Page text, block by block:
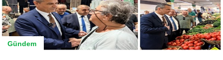
Gündem